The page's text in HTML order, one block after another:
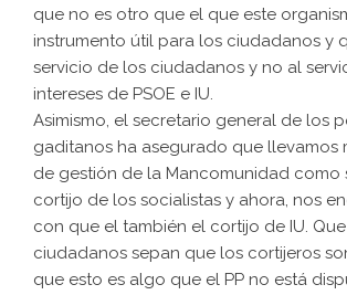
que no es otro que el que este
instrumento útil para los ciudadanos y
servicio de los ciudadanos y no al
intereses de PSOE e IU.
Asimismo, el secretario general de los
gaditanos ha asegurado que llevamos
de gestión de la Mancomunidad como
cortijo de los socialistas y ahora, nos
con que el también el cortijo de IU.
ciudadanos sepan que los cortijeros
que esto es algo que el PP no está